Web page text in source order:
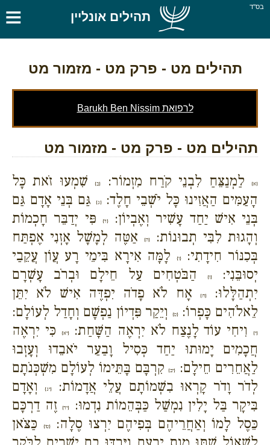
בס''ד ≡ תהילים אונליין
תהילים מט - פרק מט - מזמור מט
לרפואת Barukh Ben Nissim
תהילים מט - פרק מט - מזמור מט
{א} לַמְנַצֵּחַ לִבְנֵי קֹרַח מִזְמוֹר: {ב}שִׁמְעוּ זֹאת כָּל
הָעַמִּים הַאֲזִינוּ כָּל יֹשְׁבֵי חָלֶד:{ג}
גַּם בְּנֵי אָדָם גַּם
בְּנֵי אִישׁ יַחַד עָשִׁיר וְאֶבְיוֹן:{ד}
פִּי יְדַבֵּר חָכְמוֹת
וְהָגוּת לִבִּי תְבוּנוֹת:
{ה}
אַטֶּה לְמָשָׁל אָזְנִי אֶפְתַּח
בְּכִנּוֹר חִידָתִי:{ו}
לָמָּה אִירָא בִּימֵי רָע עֲוֹן עֲקֵבַי
יְסוּבֵּנִי:{ז}
הַבֹּטְחִים עַל חֵילָם וּבְרֹב עָשְׁרָם
יִתְהַלָּלוּ:{ח}
אָח לֹא פָדֹה יִפְדֶּה אִישׁ לֹא יִתֵּן
לֵאלֹהִים כָּפְרוֹ:{ט} וְיֵקַר פִּדְיוֹן נַפְשָׁם וְחָדַל לְעוֹלָם:
{י}וִיחִי עוֹד לָנֶצַח לֹא יִרְאֶה הַשָּׁחַת:{יא}
כִּי יִרְאֶה
חֲכָמִים יָמוּתוּ יַחַד כְּסִיל וָבַעַר יֹאבֵדוּ וְעָזְבוּ
לַאֲחֵרִים חֵילָם:
{יב}קִרְבָּם בָּתֵּימוֹ לְעוֹלָם מִשְׁכְּנֹתָם
לְדֹר וָדֹר קָרְאוּ בִשְׁמוֹתָם עֲלֵי אֲדָמוֹת:
{יג}וְאָדָם
בִּיקָר בַּל יָלִין נִמְשַׁל כַּבְּהֵמוֹת נִדְמוּ:
{יד}
זֶה דַרְכָּם
כֵּסֶל לָמוֹ וְאַחֲרֵיהֶם בְּפִיהֶם יִרְצוּ סֶלָה:{טו}
כַּצֹּאן